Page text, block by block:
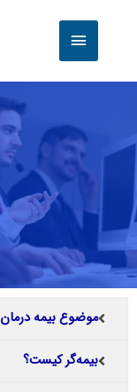
موضوع بیمه
بیمه‌گر کیست؟